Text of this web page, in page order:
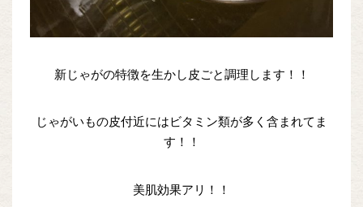
新じゃがの特徴を生かし皮ごと調理します！！
じゃがいもの皮付近にはビタミン類が多く含まれてま
す！！
美肌効果アリ！！